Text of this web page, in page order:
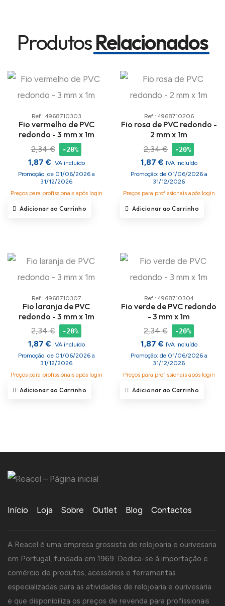
ProdutosRelacionados
Ref.: 4968710303
Fio vermelho de PVC
redondo - 3 mm x 1m
2,34 € -20%
1,87 € IVA incluído
Promoção: de 01/06/2026 a
31/12/2026
Preços para profissionais após login
Adicionar ao Carrinho
Ref.: 4968710206
Fio rosa de PVC redondo -
2 mm x 1m
2,34 € -20%
1,87 € IVA incluído
Promoção: de 01/06/2026 a
31/12/2026
Preços para profissionais após login
Adicionar ao Carrinho
Ref.: 4968710307
Fio laranja de PVC
redondo - 3 mm x 1m
2,34 € -20%
1,87 € IVA incluído
Promoção: de 01/06/2026 a
31/12/2026
Preços para profissionais após login
Adicionar ao Carrinho
Ref.: 4968710304
Fio verde de PVC redondo
- 3 mm x 1m
2,34 € -20%
1,87 € IVA incluído
Promoção: de 01/06/2026 a
31/12/2026
Preços para profissionais após login
Adicionar ao Carrinho
Início Loja Sobre Outlet Blog Contactos
A Reacel é uma empresa grossista de relojoaria e ourivesaria
em Portugal, fundada em 1969. Dedica-se à importação e
comércio de produtos, acessórios e ferramentas
especializadas para as atividades de relojoaria e ourivesaria
e que disponibiliza os preços de revenda para profissionais